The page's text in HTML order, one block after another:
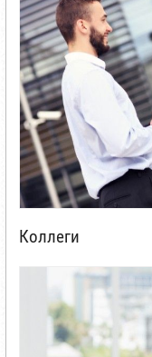
Коллеги